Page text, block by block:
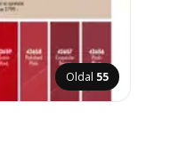
Oldal 55